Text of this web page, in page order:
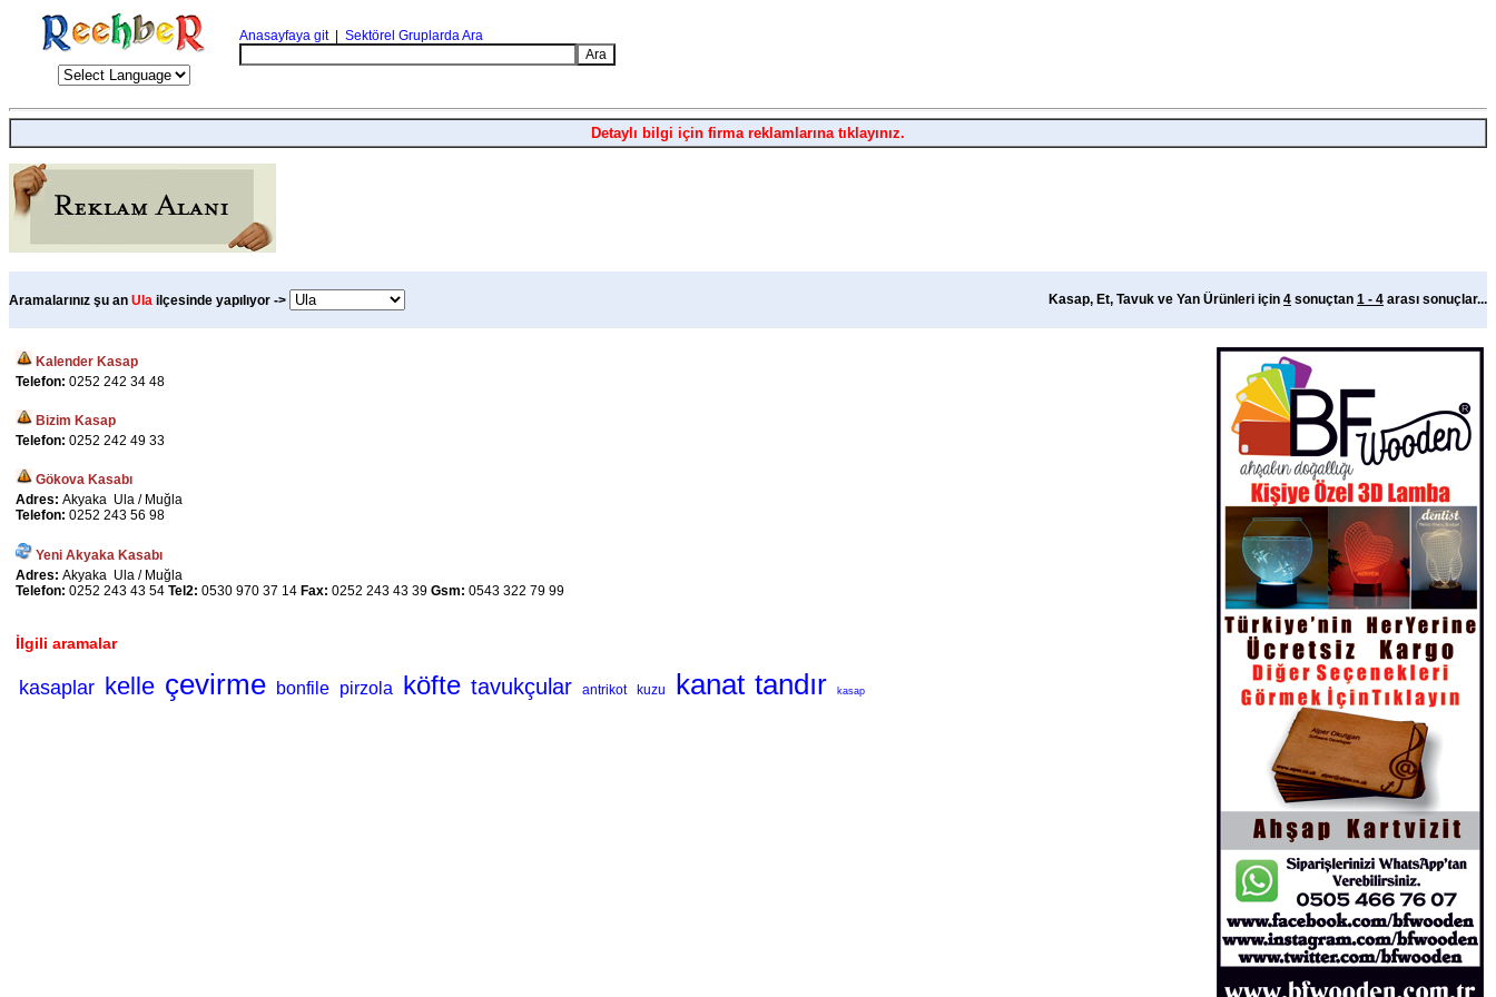
Anasayfaya git| Sektörel Gruplarda Ara
Detaylı bilgi için firma reklamlarına tıklayınız.
Aramalarınız şu an Ula ilçesinde yapılıyor -> Kasap, Et, Tavuk ve Yan Ürünleri için 4 sonuçtan 1 - 4 arası sonuçlar...
Kalender Kasap
Telefon: 0252 242 34 48
Bizim Kasap
Telefon: 0252 242 49 33
Gökova Kasabı
Adres: Akyaka Ula / Muğla
Telefon: 0252 243 56 98
Yeni Akyaka Kasabı
Adres: Akyaka Ula / Muğla
Telefon: 0252 243 43 54 Tel2: 0530 970 37 14 Fax: 0252 243 43 39 Gsm: 0543 322 79 99
İlgili aramalar
kasaplar kelle çevirme bonfile pirzola köfte tavukçular antrikot kuzu kanat tandır kasap